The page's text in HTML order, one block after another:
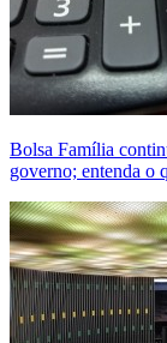
Bolsa Família
governo; entenda o